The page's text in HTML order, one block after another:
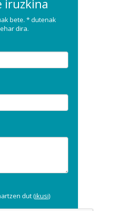
iruzkina
bete. * dutenak
dira.
dut (ikusi)